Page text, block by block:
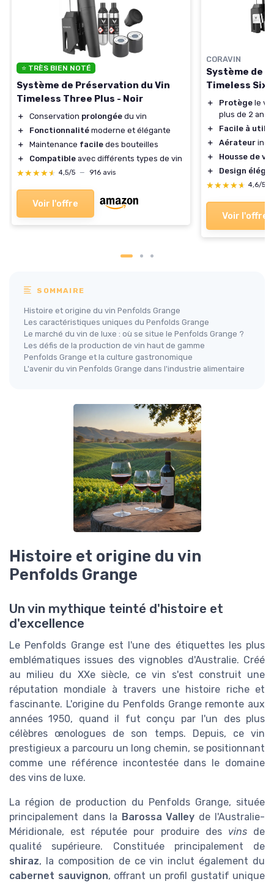
⭐ TRÈS BIEN NOTÉ
Système de Préservation du Vin
Timeless Three Plus - Noir
＋ Conservation prolongée du vin
＋
Fonctionnalité moderne et élégante
＋
Maintenance facile des bouteilles
＋
Compatible avec différents types de vin
★★★★★
★★★★★ 4,5/5 — 916 avis
Voir l'offre
CORAVIN
Système de
Timeless Six+
＋ Protège le
plus de 2 ans
＋
Facile à
＋
Aérateur
＋
Housse de
＋
Design
★★★★★
★★★★★ 4,6/5
Voir l'offre
SOMMAIRE
Histoire et origine du vin Penfolds Grange
Les caractéristiques uniques du Penfolds Grange
Le marché du vin de luxe : où se situe le Penfolds Grange ?
Les défis de la production de vin haut de gamme
Penfolds Grange et la culture gastronomique
L'avenir du vin Penfolds Grange dans l'industrie alimentaire
Histoire et origine du vin
Penfolds Grange
Un vin mythique teinté d'histoire et
d'excellence
Le Penfolds Grange est l'une des étiquettes les plus
emblématiques issues des vignobles d'Australie. Créé
au milieu du XXe siècle, ce vin s'est construit une
réputation mondiale à travers une histoire riche et
fascinante. L'origine du Penfolds Grange remonte aux
années 1950, quand il fut conçu par l'un des plus
célèbres œnologues de son temps. Depuis, ce vin
prestigieux a parcouru un long chemin, se positionnant
comme une référence incontestée dans le domaine
des vins de luxe.
La région de production du Penfolds Grange, située
principalement dans la Barossa Valley de l'Australie-
Méridionale, est réputée pour produire des vinsde
qualité supérieure. Constituée principalement de
shiraz, la composition de ce vin inclut également du
cabernet sauvignon, offrant un profil gustatif unique